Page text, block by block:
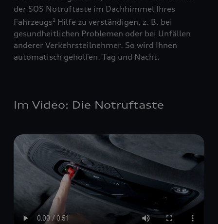
der SOS Notruftaste im Dachhimmel Ihres
Fahrzeugs2 Hilfe zu verständigen, z. B. bei
gesundheitlichen Problemen oder bei Unfällen
anderer Verkehrsteilnehmer. So wird Ihnen
automatisch geholfen. Tag und Nacht.
Im Video: Die Notruftaste